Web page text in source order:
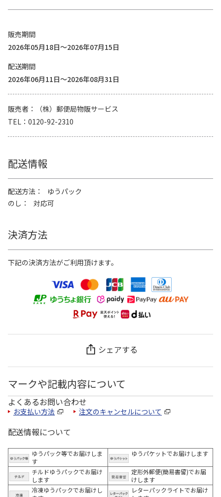
販売期間
2026年05月18日～2026年07月15日
配送期間
2026年06月11日～2026年08月31日
販売者
（株）郵便局物販サービス
TEL
0120-92-2310
配送情報
配送方法
ゆうパック
のし
対応可
決済方法
下記の決済方法がご利用頂けます。
シェアする
マークや記載内容について
よくあるお問い合わせ
お支払い方法 注文のキャンセルについて
配送情報について
ゆうパック等でお届けしま
す
ゆうパケットでお届けします
チルドゆうパックでお届け
します
定形外郵便(簡易書留)でお届
けします
冷凍ゆうパックでお届けし
レターパックライトでお届け